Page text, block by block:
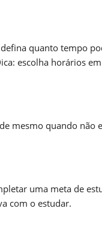
quanto tempo
escolha horários
mesmo quando não
uma meta de
com o estudar.